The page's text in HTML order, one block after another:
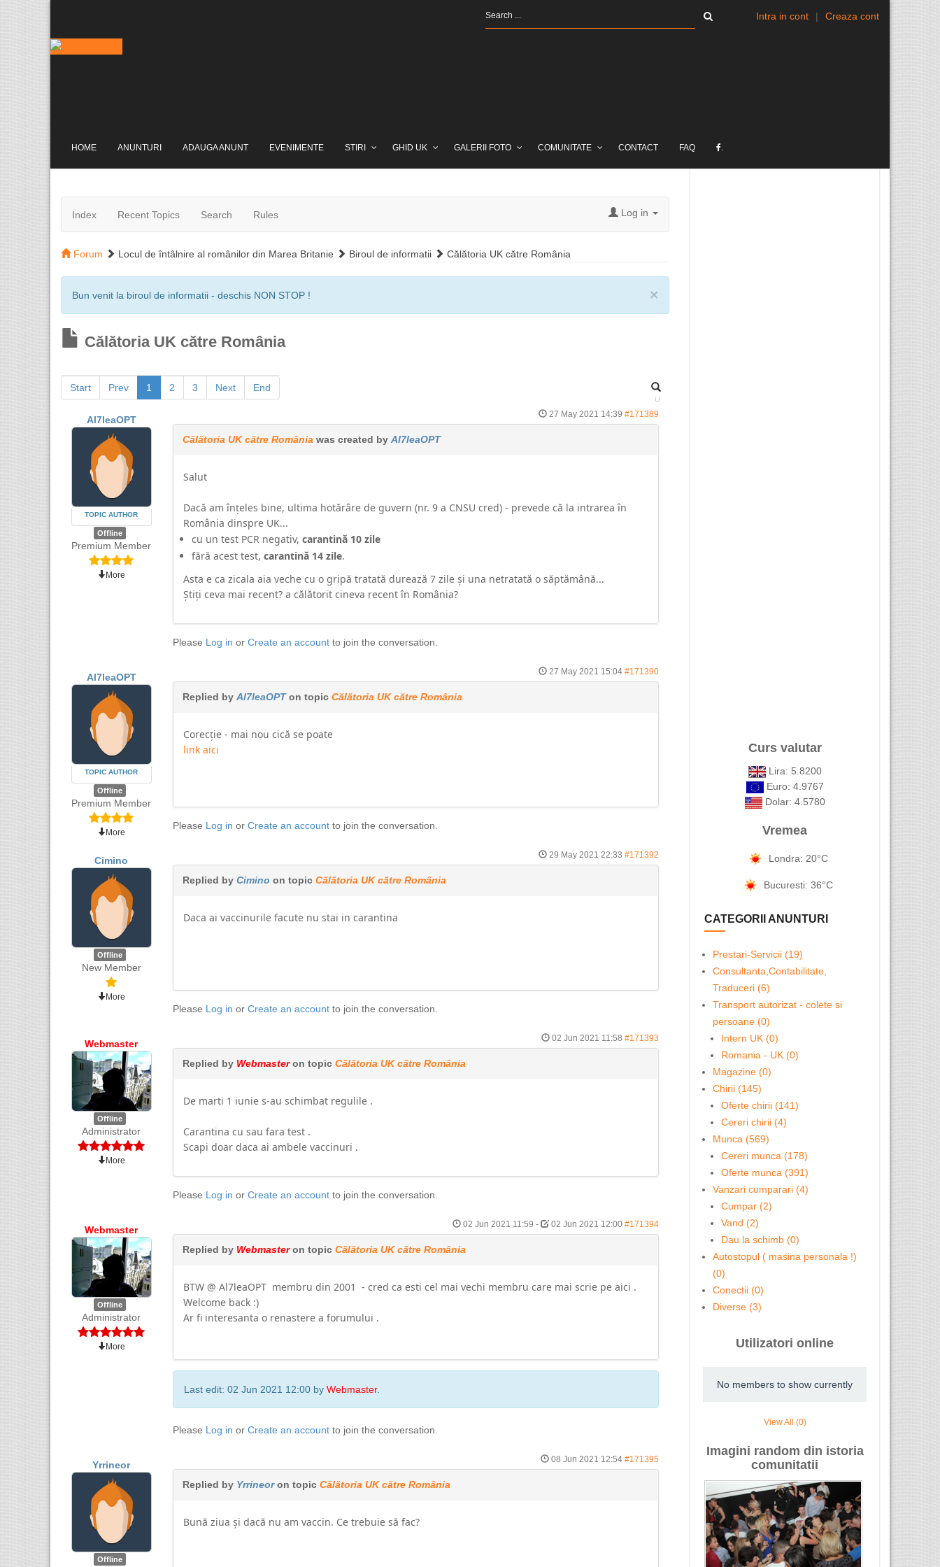
Intra in cont | Creaza cont
HOME ANUNTURI ADAUGA ANUNT EVENIMENTE STIRI GHID UK GALERII FOTO COMUNITATE CONTACT FAQ .
Index Recent Topics Search Rules Log in
Forum Locul de întâlnire al românilor din Marea Britanie Biroul de informatii Călătoria UK către România
×
Bun venit la biroul de informatii - deschis NON STOP !
Călătoria UK către România
Start Prev 1 2 3 Next End
Al7leaOPT
TOPIC AUTHOR
Offline
Premium Member
More
27 May 2021 14:39 #171389
Călătoria UK către România was created by Al7leaOPT
Salut
Dacă am înțeles bine, ultima hotărâre de guvern (nr. 9 a CNSU cred) - prevede că la intrarea în
România dinspre UK...
cu un test PCR negativ, carantină 10 zile
fără acest test, carantină 14 zile.
Asta e ca zicala aia veche cu o gripă tratată durează 7 zile și una netratată o săptămână...
Știți ceva mai recent? a călătorit cineva recent în România?
Please Log in or Create an accountto join the conversation.
Al7leaOPT
TOPIC AUTHOR
Offline
Premium Member
More
27 May 2021 15:04 #171390
Replied by Al7leaOPTon topic Călătoria UK către România
Corecție - mai nou cică se poate
link aici
Please Log in or Create an accountto join the conversation.
Cimino
Offline
New Member
More
29 May 2021 22:33 #171392
Replied by Cimino on topic Călătoria UK către România
Daca ai vaccinurile facute nu stai in carantina
Please Log in or Create an accountto join the conversation.
Webmaster
Offline
Administrator
More
02 Jun 2021 11:58 #171393
Replied by Webmasteron topic Călătoria UK către România
De marti 1 iunie s-au schimbat regulile .
Carantina cu sau fara test .
Scapi doar daca ai ambele vaccinuri .
Please Log in or Create an accountto join the conversation.
Webmaster
Offline
Administrator
More
02 Jun 2021 11:59 - 02 Jun 2021 12:00 #171394
Replied by Webmasteron topic Călătoria UK către România
BTW @ Al7leaOPT membru din 2001 - cred ca esti cel mai vechi membru care mai scrie pe aici .
Welcome back :)
Ar fi interesanta o renastere a forumului .
Last edit: 02 Jun 2021 12:00 by Webmaster.
Please Log in or Create an accountto join the conversation.
Yrrineor
Offline
08 Jun 2021 12:54 #171395
Replied by Yrrineoron topic Călătoria UK către România
Bună ziua și dacă nu am vaccin. Ce trebuie să fac?
Curs valutar
Lira: 5.8200
Euro: 4.9767
Dolar: 4.5780
Vremea
Londra: 20°C
Bucuresti: 36°C
CATEGORII ANUNTURI
Prestari-Servicii (19)
Consultanta,Contabilitate,
Traduceri (6)
Transport autorizat - colete si
persoane (0)
Intern UK (0)
Romania - UK (0)
Magazine (0)
Chirii (145)
Oferte chirii (141)
Cereri chirii (4)
Munca (569)
Cereri munca (178)
Oferte munca (391)
Vanzari cumparari (4)
Cumpar (2)
Vand (2)
Dau la schimb (0)
Autostopul ( masina personala !)
(0)
Conectii (0)
Diverse (3)
Utilizatori online
No members to show currently
View All (0)
Imagini random din istoria
comunitatii